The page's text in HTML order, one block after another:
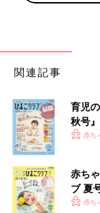
になると思います
思うのです。体を
できるようになる
事だと思います。
くうがる可能性が
デジタルツールを
にとって悪い影響
もいるのでは？
とはいえ、子ども
関連記事
育児
秋号
いっ赤ち
赤ち
ブ 夏
く！赤ち